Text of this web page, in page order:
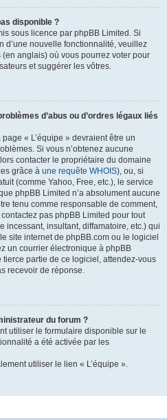
disponible ?
sous licence par phpBB Limited. Si
d’une nouvelle fonctionnalité, veuillez
(en anglais) où vous pourrez voter pour
et suggérer les vôtres.
d’abus ou d’ordres légaux liés
« L’équipe » devraient être un
Si vous n’obtenez aucune
contacter le propriétaire du domaine
grâce à une requête WHOIS), ou, si
(comme Yahoo, Free, etc.), le service
phpBB Limited n’a absolument aucune
tenu comme responsable de comment,
pas phpBB Limited pour tout
incessant, insultant, diffamatoire, etc.) qui
site internet de phpBB.com ou le logiciel
un courrier électronique à phpBB
tierce partie de ce logiciel, attendez-vous
recevoir de réponse.
du forum ?
utiliser le formulaire disponible sur le
a été activée par les
utiliser le lien « L’équipe ».